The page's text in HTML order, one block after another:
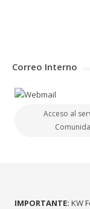
Correo Interno
Acceso al
IMPORTANTE: KW